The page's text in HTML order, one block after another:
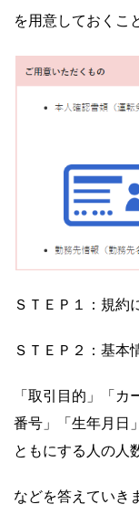
を用意しておくこ
ＳＴＥＰ１：規約
ＳＴＥＰ２：基本
「取引目的」「
番号」「生年月日
ともにする人の人
などを答えていき